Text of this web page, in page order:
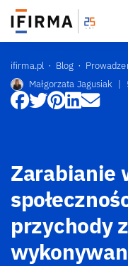
ifirma.pl Blog
Małgorzata Jagusiak |
Zarabianie
przychody